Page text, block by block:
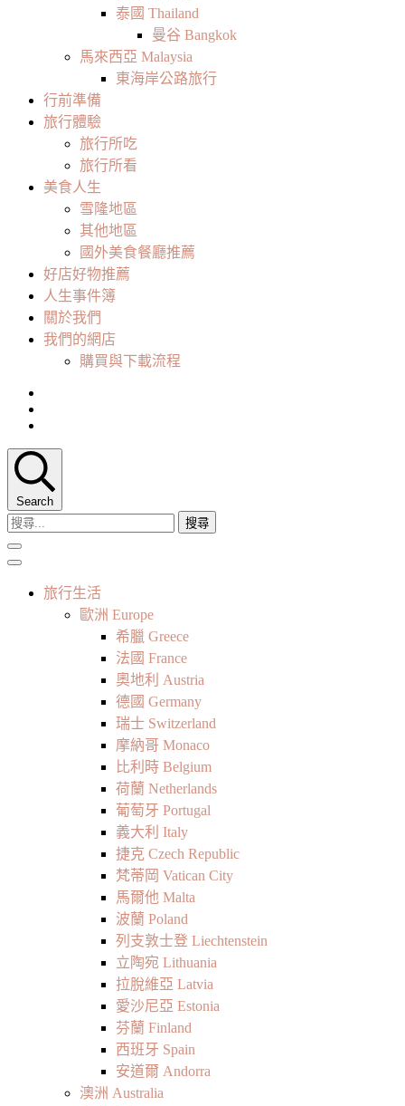
泰國 Thailand
曼谷 Bangkok
馬來西亞 Malaysia
東海岸公路旅行
行前準備
旅行體驗
旅行所吃
旅行所看
美食人生
雪隆地區
其他地區
國外美食餐廳推薦
好店好物推薦
人生事件簿
關於我們
我們的網店
購買與下載流程
Search
搜
尋
關
旅行生活
歐洲 Europe
希臘 Greece
法國 France
奧地利 Austria
德國 Germany
瑞士 Switzerland
摩納哥 Monaco
比利時 Belgium
荷蘭 Netherlands
葡萄牙 Portugal
義大利 Italy
捷克 Czech Republic
梵蒂岡 Vatican City
馬爾他 Malta
波蘭 Poland
列支敦士登 Liechtenstein
立陶宛 Lithuania
拉脫維亞 Latvia
愛沙尼亞 Estonia
芬蘭 Finland
西班牙 Spain
安道爾 Andorra
澳洲 Australia